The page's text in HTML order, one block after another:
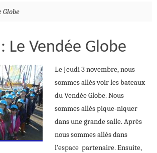
Globe
Le Vendée Globe
Le Jeudi 3 novembre, nous
sommes allés voir les bateaux
du Vendée Globe. Nous
sommes allés pique-niquer
dans une grande salle. Après
nous sommes allés dans
l’espace partenaire. Ensuite,